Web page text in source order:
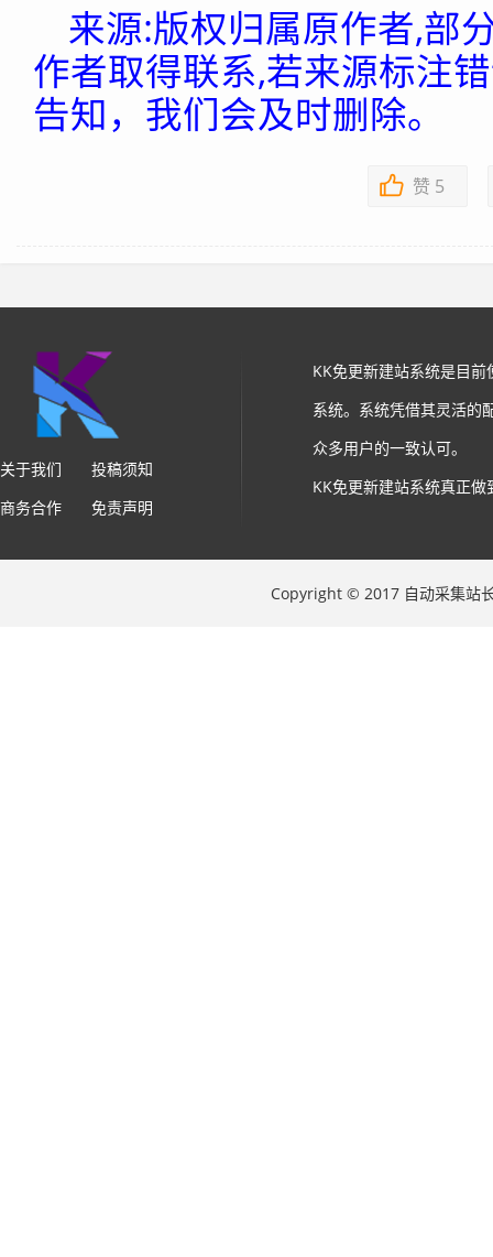
来源:版权归属原作者,部
作者取得联系,若来源标注
告知，我们会及时删除。
赞 5
关于我们
投稿须知
商务合作
免责声明
KK免更新建站系统是目
系统。系统凭借其灵活的
众多用户的一致认可。
KK免更新建站系统真正
Copyright © 2017 自动采集站